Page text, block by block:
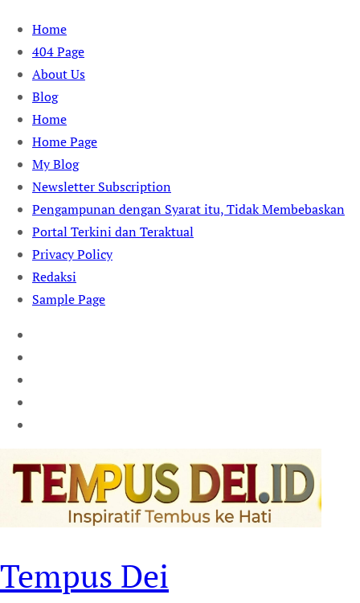
Skip
content
Home
404 Page
About Us
Blog
Home
Home Page
My Blog
Newsletter Subscription
Pengampunan dengan Syarat itu, Tidak Membebaskan
Portal Terkini dan Teraktual
Privacy Policy
Redaksi
Sample Page
Tempus Dei